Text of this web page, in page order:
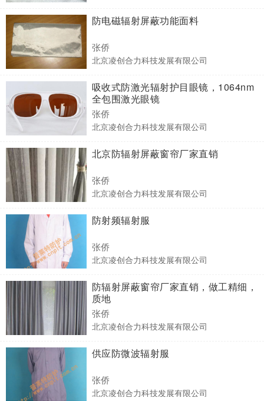
防电磁辐射屏蔽功能面料
张侨
北京凌创合力科技发展有限公司
吸收式防激光辐射护目眼镜，1064nm
全包围激光眼镜
张侨
北京凌创合力科技发展有限公司
北京防辐射屏蔽窗帘厂家直销
张侨
北京凌创合力科技发展有限公司
防射频辐射服
张侨
北京凌创合力科技发展有限公司
防辐射屏蔽窗帘厂家直销，做工精细，
质地
张侨
北京凌创合力科技发展有限公司
供应防微波辐射服
张侨
北京凌创合力科技发展有限公司